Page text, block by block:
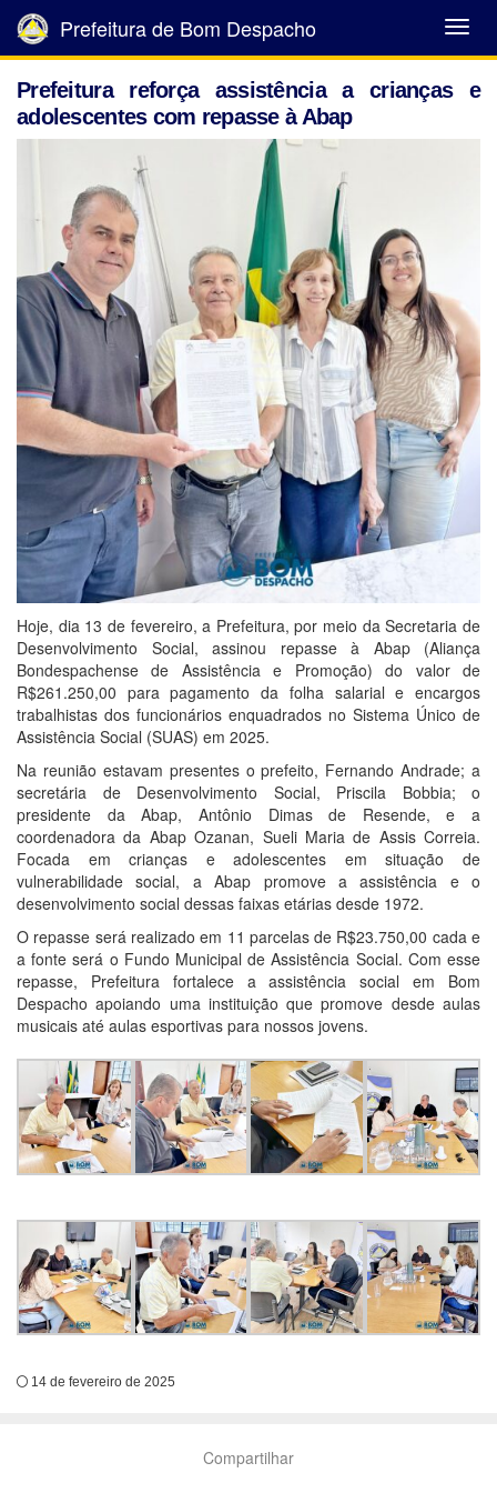
Abrir
Menu
Prefeitura de Bom Despacho
Prefeitura reforça assistência a crianças e
adolescentes com repasse à Abap
Hoje, dia 13 de fevereiro, a Prefeitura, por meio da Secretaria de
Desenvolvimento Social, assinou repasse à Abap (Aliança
Bondespachense de Assistência e Promoção) do valor de
R$261.250,00 para pagamento da folha salarial e encargos
trabalhistas dos funcionários enquadrados no Sistema Único de
Assistência Social (SUAS) em 2025.
Na reunião estavam presentes o prefeito, Fernando Andrade; a
secretária de Desenvolvimento Social, Priscila Bobbia; o
presidente da Abap, Antônio Dimas de Resende, e a
coordenadora da Abap Ozanan, Sueli Maria de Assis Correia.
Focada em crianças e adolescentes em situação de
vulnerabilidade social, a Abap promove a assistência e o
desenvolvimento social dessas faixas etárias desde 1972.
O repasse será realizado em 11 parcelas de R$23.750,00 cada e
a fonte será o Fundo Municipal de Assistência Social. Com esse
repasse, Prefeitura fortalece a assistência social em Bom
Despacho apoiando uma instituição que promove desde aulas
musicais até aulas esportivas para nossos jovens.
14 de fevereiro de 2025
Compartilhar